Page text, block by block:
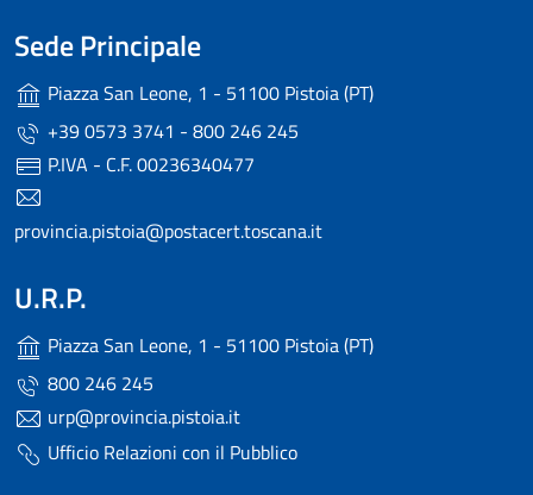
Sede Principale
Piazza San Leone, 1 - 51100 Pistoia (PT)
+39 0573 3741 - 800 246 245
P.IVA - C.F. 00236340477
provincia.pistoia@postacert.toscana.it
U.R.P.
Piazza San Leone, 1 - 51100 Pistoia (PT)
800 246 245
urp@provincia.pistoia.it
Ufficio Relazioni con il Pubblico